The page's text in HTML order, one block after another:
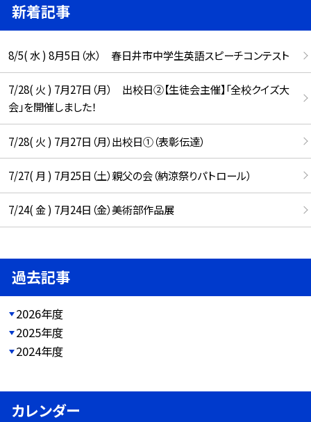
新着記事
8/5( 水 ) 8月5日（水） 春日井市中学生英語スピーチコンテスト
7/28( 火 ) 7月27日（月） 出校日②【生徒会主催】「全校クイズ大
会」を開催しました！
7/28( 火 ) 7月27日（月）出校日①（表彰伝達）
7/27( 月 ) 7月25日（土）親父の会（納涼祭りパトロール）
7/24( 金 ) 7月24日（金）美術部作品展
過去記事
2026年度
2025年度
2024年度
カレンダー